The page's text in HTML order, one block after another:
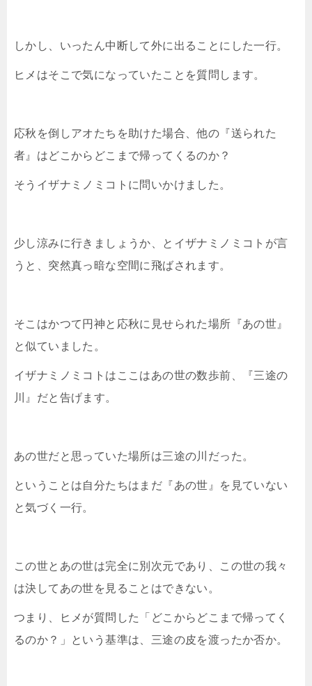
しかし、いったん中断して外に出ることにした一行。
ヒメはそこで気になっていたことを質問します。
応秋を倒しアオたちを助けた場合、他の『送られた
者』はどこからどこまで帰ってくるのか？
そうイザナミノミコトに問いかけました。
少し涼みに行きましょうか、とイザナミノミコトが言
うと、突然真っ暗な空間に飛ばされます。
そこはかつて円神と応秋に見せられた場所『あの世』
と似ていました。
イザナミノミコトはここはあの世の数歩前、『三途の
川』だと告げます。
あの世だと思っていた場所は三途の川だった。
ということは自分たちはまだ『あの世』を見ていない
と気づく一行。
この世とあの世は完全に別次元であり、この世の我々
は決してあの世を見ることはできない。
つまり、ヒメが質問した「どこからどこまで帰ってく
るのか？」という基準は、三途の皮を渡ったか否か。